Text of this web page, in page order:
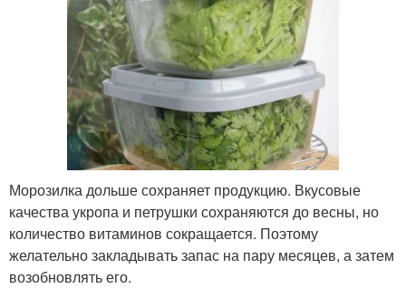
Морозилка дольше сохраняет продукцию. Вкусовые
качества укропа и петрушки сохраняются до весны, но
количество витаминов сокращается. Поэтому
желательно закладывать запас на пару месяцев, а затем
возобновлять его.